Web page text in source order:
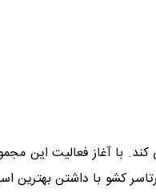
با آغاز فعالیت این
کشو با داشتن بهترین